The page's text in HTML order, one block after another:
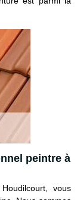
peintre à
vous